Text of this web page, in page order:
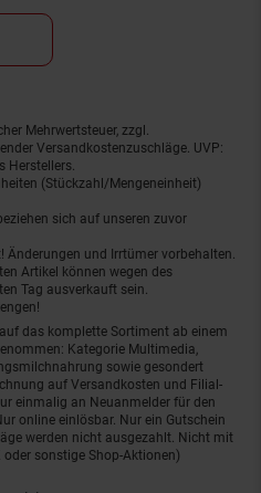
Mehrwertsteuer, zzgl.
Versandkostenzuschläge. UVP:
Herstellers.
(Stückzahl/Mengeneinheit)
sich auf unseren zuvor
und Irrtümer vorbehalten.
Artikel können wegen des
Tag ausverkauft sein.
das komplette Sortiment ab einem
Kategorie Multimedia,
sowie gesondert
auf Versandkosten und Filial-
einmalig an Neuanmelder für den
online einlösbar. Nur ein Gutschein
werden nicht ausgezahlt. Nicht mit
oder sonstige Shop-Aktionen)